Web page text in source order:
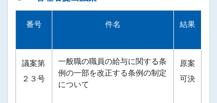
番号 件名 結果
議案第
２３号
一般職の職員の給与に関する条
例の一部を改正する条例の制定
について
原案
可決